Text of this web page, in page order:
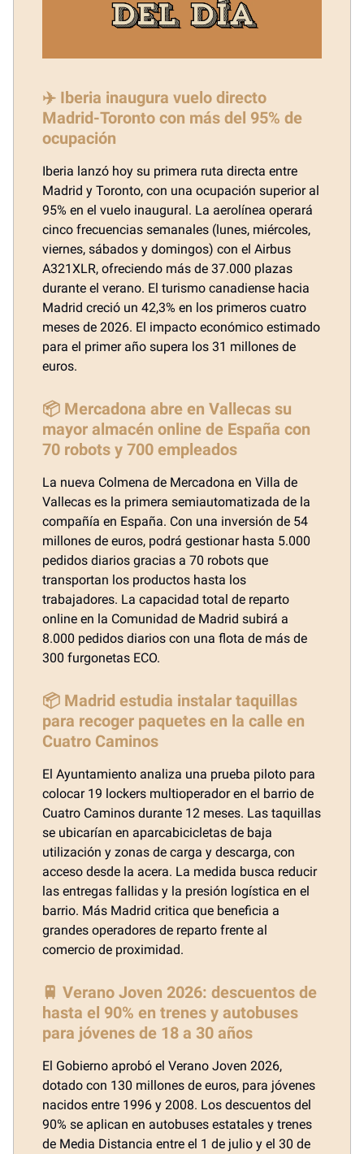
✈️ Iberia inaugura vuelo directo
Madrid-Toronto con más del 95% de
ocupación
Iberia lanzó hoy su primera ruta directa entre
Madrid y Toronto, con una ocupación superior al
95% en el vuelo inaugural. La aerolínea operará
cinco frecuencias semanales (lunes, miércoles,
viernes, sábados y domingos) con el Airbus
A321XLR, ofreciendo más de 37.000 plazas
durante el verano. El turismo canadiense hacia
Madrid creció un 42,3% en los primeros cuatro
meses de 2026. El impacto económico estimado
para el primer año supera los 31 millones de
euros.
📦 Mercadona abre en Vallecas su
mayor almacén online de España con
70 robots y 700 empleados
La nueva Colmena de Mercadona en Villa de
Vallecas es la primera semiautomatizada de la
compañía en España. Con una inversión de 54
millones de euros, podrá gestionar hasta 5.000
pedidos diarios gracias a 70 robots que
transportan los productos hasta los
trabajadores. La capacidad total de reparto
online en la Comunidad de Madrid subirá a
8.000 pedidos diarios con una flota de más de
300 furgonetas ECO.
📦 Madrid estudia instalar taquillas
para recoger paquetes en la calle en
Cuatro Caminos
El Ayuntamiento analiza una prueba piloto para
colocar 19 lockers multioperador en el barrio de
Cuatro Caminos durante 12 meses. Las taquillas
se ubicarían en aparcabicicletas de baja
utilización y zonas de carga y descarga, con
acceso desde la acera. La medida busca reducir
las entregas fallidas y la presión logística en el
barrio. Más Madrid critica que beneficia a
grandes operadores de reparto frente al
comercio de proximidad.
🚆 Verano Joven 2026: descuentos de
hasta el 90% en trenes y autobuses
para jóvenes de 18 a 30 años
El Gobierno aprobó el Verano Joven 2026,
dotado con 130 millones de euros, para jóvenes
nacidos entre 1996 y 2008. Los descuentos del
90% se aplican en autobuses estatales y trenes
de Media Distancia entre el 1 de julio y el 30 de